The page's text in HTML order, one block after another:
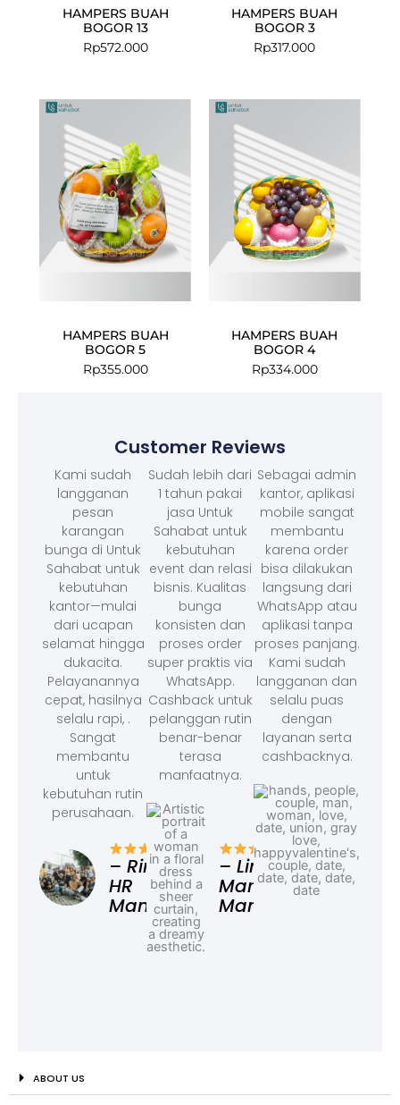
HAMPERS BUAH
BOGOR 13
Rp572.000
HAMPERS BUAH
BOGOR 3
Rp317.000
HAMPERS BUAH
BOGOR 5
Rp355.000
HAMPERS BUAH
BOGOR 4
Rp334.000
Customer Reviews
Kami sudah
langganan
pesan
karangan
bunga di Untuk
Sahabat untuk
kebutuhan
kantor—mulai
dari ucapan
selamat hingga
dukacita.
Pelayanannya
cepat, hasilnya
selalu rapi, .
Sangat
membantu
untuk
kebutuhan rutin
perusahaan.
– Rina,
HR
Manager
Sudah lebih dari
1 tahun pakai
jasa Untuk
Sahabat untuk
kebutuhan
event dan relasi
bisnis. Kualitas
bunga
konsisten dan
proses order
super praktis via
WhatsApp.
Cashback untuk
pelanggan rutin
benar-benar
terasa
manfaatnya.
– Linda,
Marketing
Manager
Sebagai admin
kantor, aplikasi
mobile sangat
membantu
karena order
bisa dilakukan
langsung dari
WhatsApp atau
aplikasi tanpa
proses panjang.
Kami sudah
langganan dan
selalu puas
dengan
layanan serta
cashbacknya.
ABOUT US